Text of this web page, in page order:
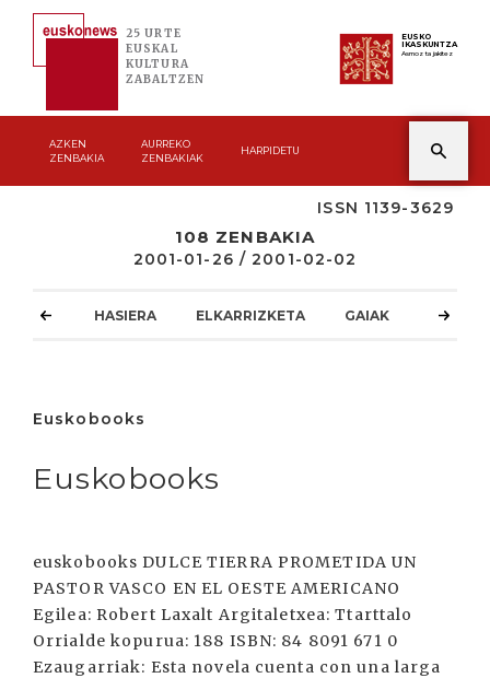
25 URTE
EUSKAL
KULTURA
ZABALTZEN
EUSKO
IKASKUNTZA
Asmoz ta jakitez
AZKEN
ZENBAKIA
AURREKO
ZENBAKIAK
HARPIDETU
ISSN 1139-3629
108 ZENBAKIA
2001-01-26 / 2001-02-02
HASIERA ELKARRIZKETA GAIAK
Euskobooks
Euskobooks
euskobooks DULCE TIERRA PROMETIDA UN
PASTOR VASCO EN EL OESTE AMERICANO
Egilea: Robert Laxalt Argitaletxea: Ttarttalo
Orrialde kopurua: 188 ISBN: 84 8091 671 0
Ezaugarriak: Esta novela cuenta con una larga